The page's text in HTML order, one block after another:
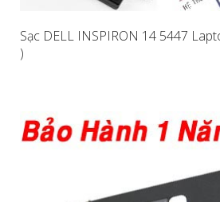
Sạc DELL INSPIRON 14 5447
)